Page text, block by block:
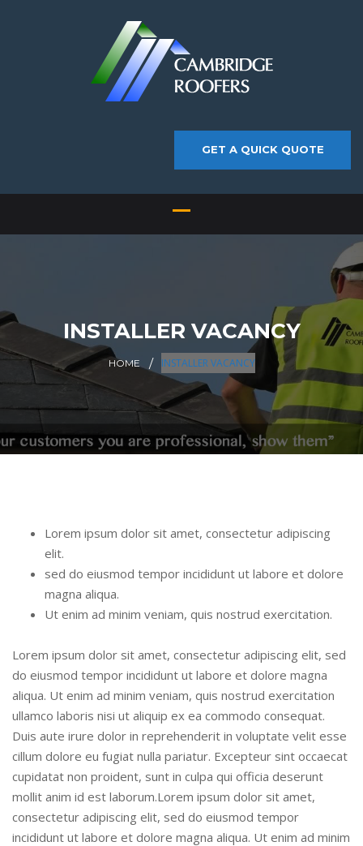
GET A QUICK QUOTE
INSTALLER VACANCY
HOME INSTALLER VACANCY
Lorem ipsum dolor sit amet, consectetur adipiscing
elit.
sed do eiusmod tempor incididunt ut labore et dolore
magna aliqua.
Ut enim ad minim veniam, quis nostrud exercitation.
Lorem ipsum dolor sit amet, consectetur adipiscing elit, sed
do eiusmod tempor incididunt ut labore et dolore magna
aliqua. Ut enim ad minim veniam, quis nostrud exercitation
ullamco laboris nisi ut aliquip ex ea commodo consequat.
Duis aute irure dolor in reprehenderit in voluptate velit esse
cillum dolore eu fugiat nulla pariatur. Excepteur sint occaecat
cupidatat non proident, sunt in culpa qui officia deserunt
mollit anim id est laborum.Lorem ipsum dolor sit amet,
consectetur adipiscing elit, sed do eiusmod tempor
incididunt ut labore et dolore magna aliqua. Ut enim ad minim